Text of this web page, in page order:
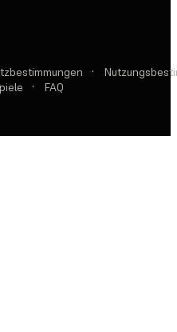
·
· FAQ